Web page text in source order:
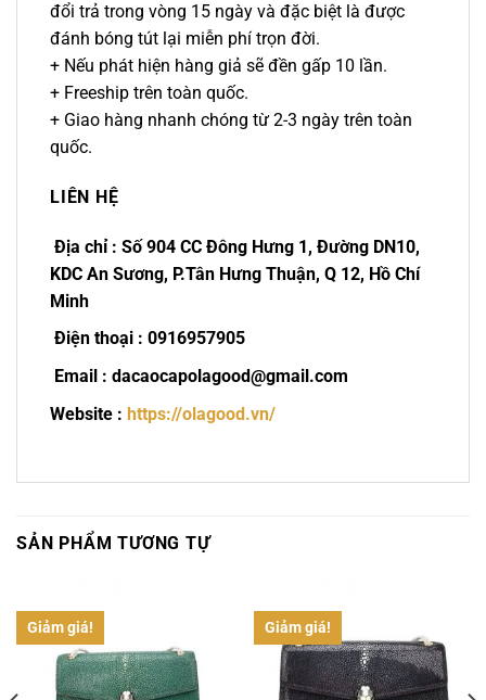
đổi trả trong vòng 15 ngày và đặc biệt là được
đánh bóng tút lại miễn phí trọn đời.
+ Nếu phát hiện hàng giả sẽ đền gấp 10 lần.
+ Freeship trên toàn quốc.
+ Giao hàng nhanh chóng từ 2-3 ngày trên toàn
quốc.
LIÊN HỆ
Địa chỉ : Số 904 CC Đông Hưng 1, Đường DN10,
KDC An Sương, P.Tân Hưng Thuận, Q 12, Hồ Chí
Minh
Điện thoại : 0916957905
Email : dacaocapolagood@gmail.com
Website : https://olagood.vn/
SẢN PHẨM TƯƠNG TỰ
Giảm giá! Giảm giá!